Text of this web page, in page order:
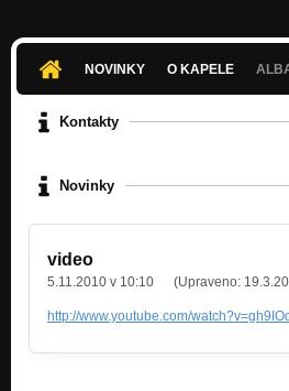
NOVINKY O KAPELE
Kontakty
Novinky
video
5.11.2010 v 10:10 (Upraveno:
http://www.youtube.com/